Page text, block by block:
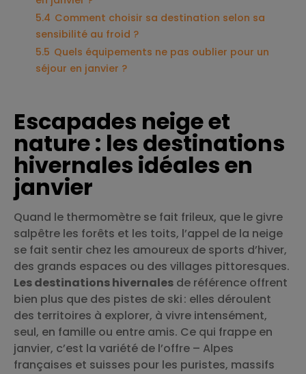
5.4 Comment choisir sa destination selon sa
sensibilité au froid ?
5.5 Quels équipements ne pas oublier pour un
séjour en janvier ?
Escapades neige et
nature : les destinations
hivernales idéales en
janvier
Quand le thermomètre se fait frileux, que le givre
salpêtre les forêts et les toits, l’appel de la neige
se fait sentir chez les amoureux de sports d’hiver,
des grands espaces ou des villages pittoresques.
Les destinations hivernales de référence offrent
bien plus que des pistes de ski : elles déroulent
des territoires à explorer, à vivre intensément,
seul, en famille ou entre amis. Ce qui frappe en
janvier, c’est la variété de l’offre – Alpes
françaises et suisses pour les puristes, massifs